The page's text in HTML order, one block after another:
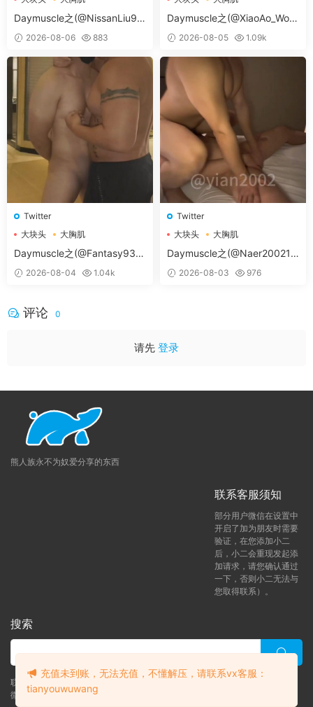
大胸肌肉男
Daymuscle之(@NissanLiu98
-@Nissan98）
2026-08-06 883
大胸肌肉男
Daymuscle之(@XiaoAo_Worl
d-@XiaoAo.art）
2026-08-05 1.09k
Twitter
大块头
大胸肌
大胸肌肉男
Daymuscle之(@Fantasy938
15579-@孔控Kong）
2026-08-04 1.04k
Twitter
大块头
大胸肌
大胸肌肉男
Daymuscle之(@Naer20021-
@纳尔）
2026-08-03 976
评论 0
请先 登录
熊人族永不为奴爱分享的东西
联系客服须知
部分用户微信在设置中
开启了加为朋友时需要
验证，在您添加小二
后，小二会重现发起添
加请求，请您确认通过
一下，否则小二无法与
您取得联系）。
搜索
联系客服 (添加后告诉客服-来自熊人族咨询问题)
微信客服（tianyouwuwang）
充值未到账，无法充值，不懂解压，请联系vx客服：
tianyouwuwang